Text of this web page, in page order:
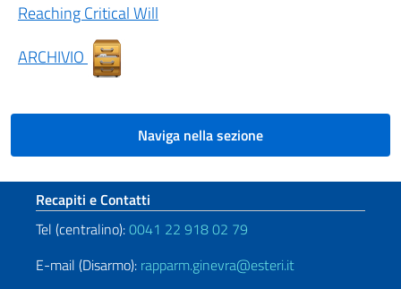
Reaching Critical Will
ARCHIVIO
Naviga nella sezione
Sezione footer
Recapiti e Contatti
Tel (centralino):0041 22 918 02 79
E-mail (Disarmo): rapparm.ginevra@esteri.it